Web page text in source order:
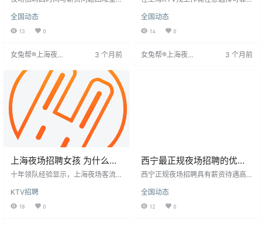
提供优厚待遇，并以优质服务挂钩
额外薪资。服务行业需求大，夜场
服务员需具备良好服务态度，赢得
企业需认可员工价值，给予精神鼓
人价值的追求。薪资不满也是离职
主因，提高薪资有助于降低离职
率。
全国动态
13 0
女兔帮®上海夜场
3 个月前
习。KTV薪资吸引人，但求职者应
思考是否适合，通过体验工作氛
围、观察环境评估匹配度。了解工
助，找到适合自己的职业道路，获
全国动态
14 0
女兔帮®上海夜场
3 个月前
上海夜场招聘女孩 为什么越
来越多人选择入行？
十年领队经验显示，上海夜场客流
对复杂客户需求。高薪背后是超6小
时站立、快速学习酒水知识、灵活
KTV招聘
18 0
西宁最正规夜场招聘的优势
分析
西宁正规夜场招聘具有薪资待遇高
西宁夜场消费水平高，带动薪资提
升，不同岗位薪资差异大，基层人
全国动态
12 0